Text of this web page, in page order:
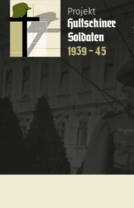
Projekt
Hultschiner
Soldaten
1939 - 45